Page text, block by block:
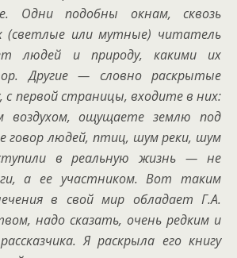
Одни подобны окнам, сквозь
(светлые или мутные) читатель
людей и природу, какими их
Другие — словно раскрытые
с первой страницы, входите в них:
воздухом, ощущаете землю под
говор людей, птиц, шум реки, шум
в реальную жизнь — не
а ее участником. Вот таким
в свой мир обладает Г.А.
надо сказать, очень редким и
Я раскрыла его книгу